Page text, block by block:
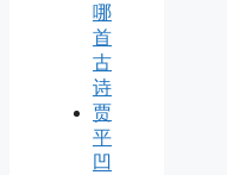
哪
首
古
诗
贾
平
凹